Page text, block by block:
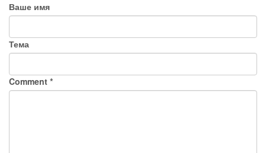
Ваше имя
Тема
Comment *